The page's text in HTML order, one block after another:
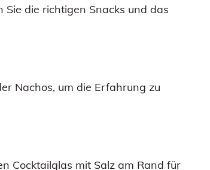
die richtigen Snacks und das
Nachos, um die Erfahrung zu
Cocktailglas mit Salz am Rand für